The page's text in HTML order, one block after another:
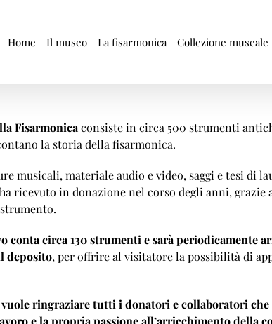
Home Il museo La fisarmonica Collezione museale
Fisarmonicaconsiste in circa 500 strumenti
la storia della fisarmonica.
musicali, materiale audio e video, saggi e tesi di
ricevuto in donazione nel corso degli anni,
conta circa 130 strumenti e sarà periodicamente
deposito, per offrire al visitatore la possibilità di
ringraziare tutti i donatori e collaboratori
e la propria passione all’arricchimento della